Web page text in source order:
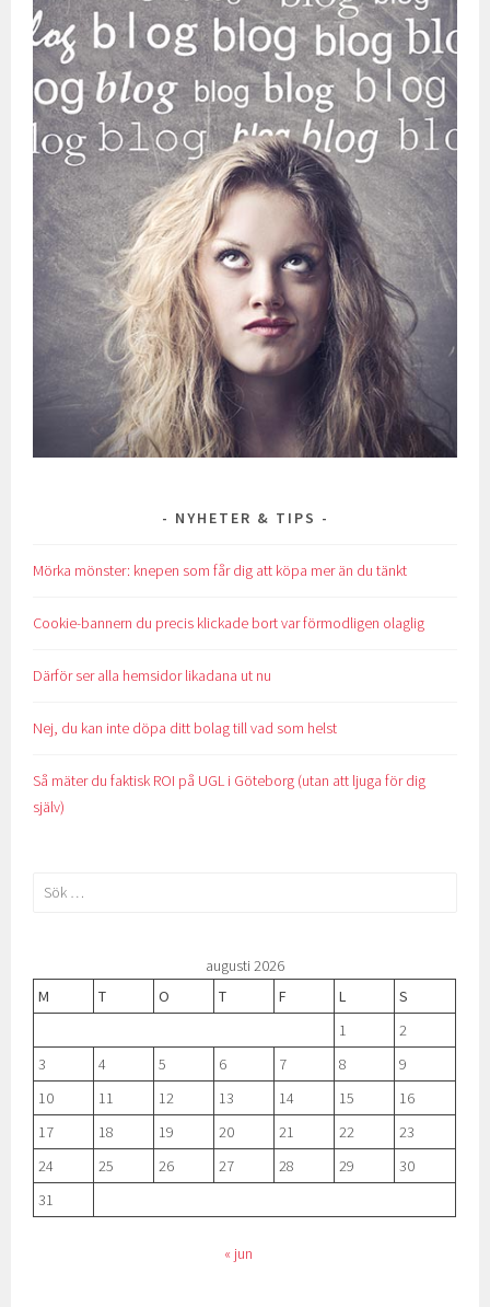
NYHETER & TIPS
Mörka mönster: knepen som får dig att köpa mer än du tänkt
Cookie-bannern du precis klickade bort var förmodligen olaglig
Därför ser alla hemsidor likadana ut nu
Nej, du kan inte döpa ditt bolag till vad som helst
Så mäter du faktisk ROI på UGL i Göteborg (utan att ljuga för dig
själv)
Sök
augusti 2026
M
T O T F L
S
1
2
3
4 5 6 7 8
9
10
11 12 13 14 15
16
17
18 19 20 21 22
23
24
25 26 27 28 29
30
31
« jun